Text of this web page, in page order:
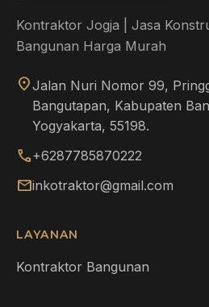
Kontraktor Jogja | Jasa
Bangunan Harga Murah
location_onJalan Nuri Nomor 99,
Bangutapan, Kabupaten
Yogyakarta, 55198.
call+6287785870222
mailinkotraktor@gmail.com
LAYANAN
Kontraktor Bangunan